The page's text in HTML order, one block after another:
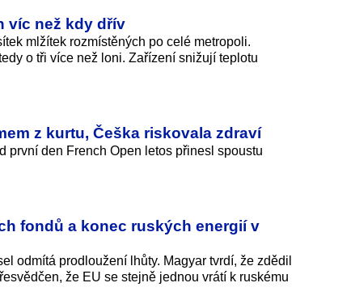
víc než kdy dřív
mlžítek rozmístěných po celé metropoli.
o tři více než loni. Zařízení snižují teplotu
z kurtu, Češka riskovala zdraví
první den French Open letos přinesl spoustu
fondů a konec ruských energií v
odmítá prodloužení lhůty. Magyar tvrdí, že zdědil
že EU se stejně jednou vrátí k ruskému